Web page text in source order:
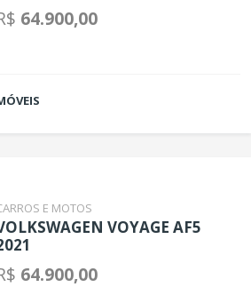
64.900,00
E MOTOS
VOYAGE AF5
64.900,00